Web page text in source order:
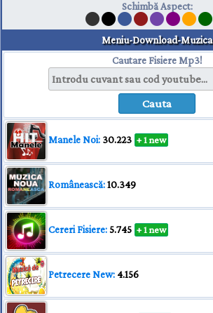
Schimbă Aspect:
Meniu-Download-Muzica
Cautare Fisiere Mp3!
Manele Noi: 30.223 + 1 new
Românească:10.349
Cereri Fisiere:5.745 + 1 new
Petrecere New: 4.156